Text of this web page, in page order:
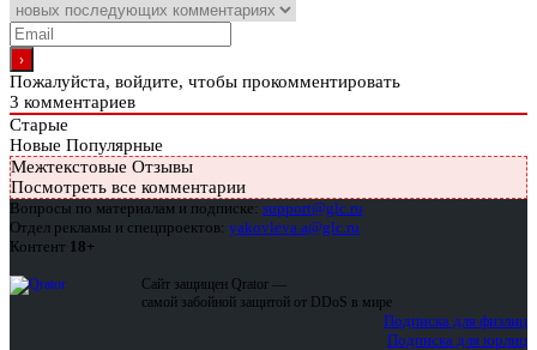
Пожалуйста, войдите, чтобы прокомментировать
3 комментариев
Старые
Новые Популярные
Межтекстовые Отзывы
Посмотреть все комментарии
Вопросы по материалам и подписке: support@glc.ru
Отдел рекламы и спецпроектов: yakovleva.a@glc.ru
Контент 18+
Сайт защищен Qrator —
самой забойной защитой от DDoS в мире
Подписка для физлиц
Подписка для юрлиц